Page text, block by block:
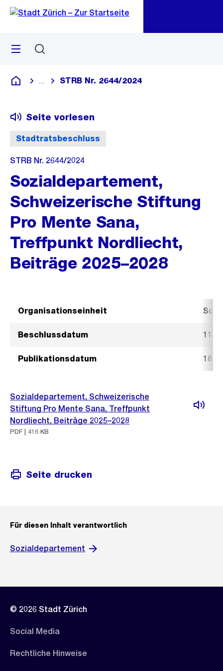
Navigation
Sprunglink
Menü
Deutsch
Blende alle Breadcrumbs ein
STRB Nr. 2644/2024
Stadtratsbeschluss
Seite vorlesen
STRB Nr. 2644/2024
Sozialdepartement,
Schweizerische Stiftung
Pro Mente Sana,
Treffpunkt Nordliecht,
Beiträge 2025–2028
Organisationseinheit
Beschlussdatum 11.
Publikationsdatum 18.
Sozialdepartement, Schweizerische
Stiftung Pro Mente Sana, Treffpunkt
Nordliecht, Beiträge 2025–2028
PDF | 416 KB
Seite drucken
Für diesen Inhalt verantwortlich
Sozialdepartement
© 2026 Stadt Zürich
Social Media
Rechtliche Hinweise